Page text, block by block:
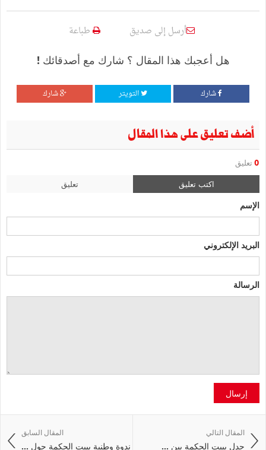
أرسل إلى صديق طباعة
هل أعجبك هذا المقال ؟ شارك مع أصدقائك !
شارك التويتر شارك
أضف تعليق على هذا المقال
0 تعليق
اكتب تعليق تعليق
الإسم
البريد الإلكتروني
الرسالة
إرسال
المقال السابق
ندوة وطنية ببيت الحكمة حول ...
المقال التالي
جدل ببيت الحكمة بين ...